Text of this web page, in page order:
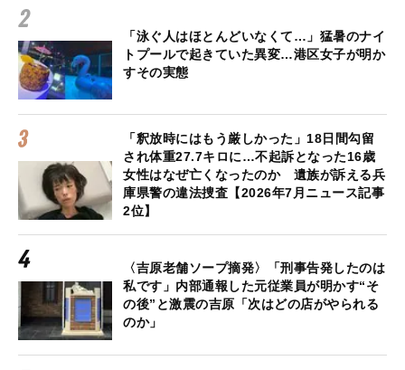
「泳ぐ人はほとんどいなくて…」猛暑のナイ
トプールで起きていた異変…港区女子が明か
すその実態
「釈放時にはもう厳しかった」18日間勾留
され体重27.7キロに…不起訴となった16歳
女性はなぜ亡くなったのか 遺族が訴える兵
庫県警の違法捜査【2026年7月ニュース記事
2位】
〈吉原老舗ソープ摘発〉「刑事告発したのは
私です」内部通報した元従業員が明かす“そ
の後”と激震の吉原「次はどの店がやられる
のか」